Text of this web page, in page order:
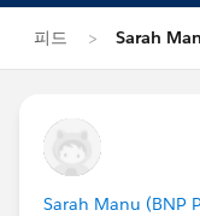
피드 Sarah
Sarah Manu (BNP